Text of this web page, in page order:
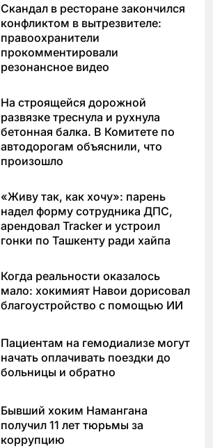
Скандал в ресторане закончился
конфликтом в вытрезвителе:
правоохранители
прокомментировали
резонансное видео
На строящейся дорожной
развязке треснула и рухнула
бетонная балка. В Комитете по
автодорогам объяснили, что
произошло
«Живу так, как хочу»: парень
надел форму сотрудника ДПС,
арендовал Tracker и устроил
гонки по Ташкенту ради хайпа
Когда реальности оказалось
мало: хокимият Навои дорисовал
благоустройство с помощью ИИ
Пациентам на гемодиализе могут
начать оплачивать поездки до
больницы и обратно
Бывший хоким Намангана
получил 11 лет тюрьмы за
коррупцию